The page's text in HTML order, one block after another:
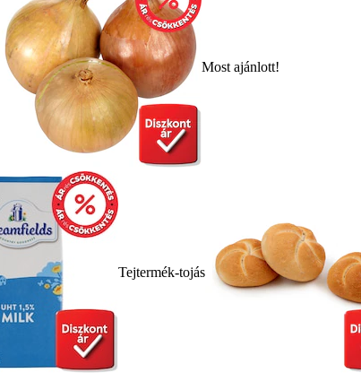
Most ajánlott!
Tejtermék-tojás